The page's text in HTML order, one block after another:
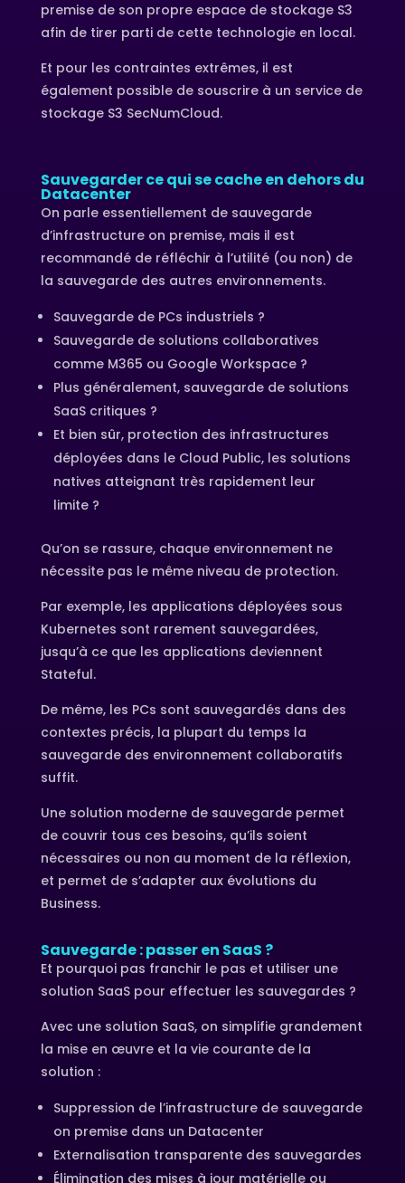
premise de son propre espace de stockage S3
afin de tirer parti de cette technologie en local.
Et pour les contraintes extrêmes, il est
également possible de souscrire à un service de
stockage S3 SecNumCloud.
Sauvegarder ce qui se cache en dehors du
Datacenter
On parle essentiellement de sauvegarde
d’infrastructure on premise, mais il est
recommandé de réfléchir à l’utilité (ou non) de
la sauvegarde des autres environnements.
Sauvegarde de PCs industriels ?
Sauvegarde de solutions collaboratives
comme M365 ou Google Workspace ?
Plus généralement, sauvegarde de solutions
SaaS critiques ?
Et bien sûr, protection des infrastructures
déployées dans le Cloud Public, les solutions
natives atteignant très rapidement leur
limite ?
Qu’on se rassure, chaque environnement ne
nécessite pas le même niveau de protection.
Par exemple, les applications déployées sous
Kubernetes sont rarement sauvegardées,
jusqu’à ce que les applications deviennent
Stateful.
De même, les PCs sont sauvegardés dans des
contextes précis, la plupart du temps la
sauvegarde des environnement collaboratifs
suffit.
Une solution moderne de sauvegarde permet
de couvrir tous ces besoins, qu’ils soient
nécessaires ou non au moment de la réflexion,
et permet de s’adapter aux évolutions du
Business.
Sauvegarde : passer en SaaS ?
Et pourquoi pas franchir le pas et utiliser une
solution SaaS pour effectuer les sauvegardes ?
Avec une solution SaaS, on simplifie grandement
la mise en œuvre et la vie courante de la
solution :
Suppression de l’infrastructure de sauvegarde
on premise dans un Datacenter
Externalisation transparente des sauvegardes
Élimination des mises à jour matérielle ou